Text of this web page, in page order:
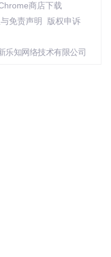
商店下载
免责声明
版权申诉
乐知网络技术有限公司